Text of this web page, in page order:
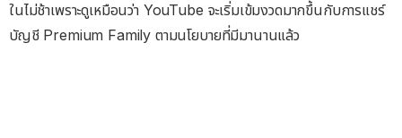
ในไม่ช้าเพราะดูเหมือนว่า YouTube จะเริ่มเข้มงวดมากขึ้นกับการแชร์
บัญชี Premium Family ตามนโยบายที่มีมานานแล้ว